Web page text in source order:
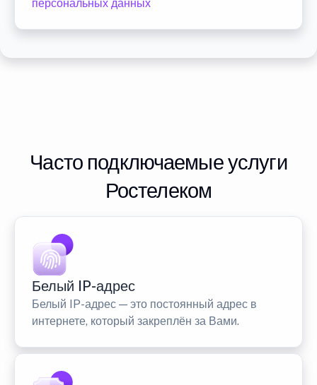
персональных данных
Часто подключаемые услуги
Ростелеком
Белый IP-адрес
Белый IP-адрес — это постоянный адрес в
интернете, который закреплён за Вами.